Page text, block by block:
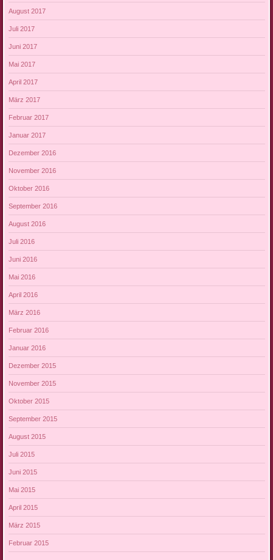
August 2017
Juli 2017
Juni 2017
Mai 2017
April 2017
März 2017
Februar 2017
Januar 2017
Dezember 2016
November 2016
Oktober 2016
September 2016
August 2016
Juli 2016
Juni 2016
Mai 2016
April 2016
März 2016
Februar 2016
Januar 2016
Dezember 2015
November 2015
Oktober 2015
September 2015
August 2015
Juli 2015
Juni 2015
Mai 2015
April 2015
März 2015
Februar 2015